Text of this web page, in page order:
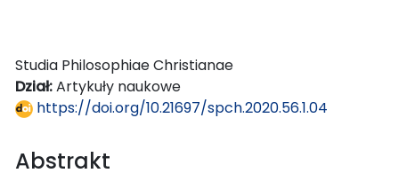
Studia Philosophiae Christianae
Dział:Artykuły naukowe
https://doi.org/10.21697/spch.2020.56.1.04
Abstrakt